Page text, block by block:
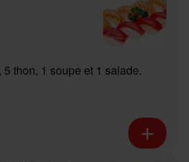
thon, 1 soupe et 1 salade.